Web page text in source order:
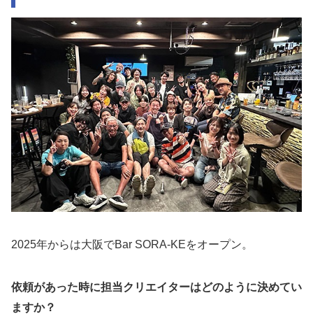
2025年からは大阪でBar SORA-KEをオープン。
依頼があった時に担当クリエイターはどのように決めてい
ますか？